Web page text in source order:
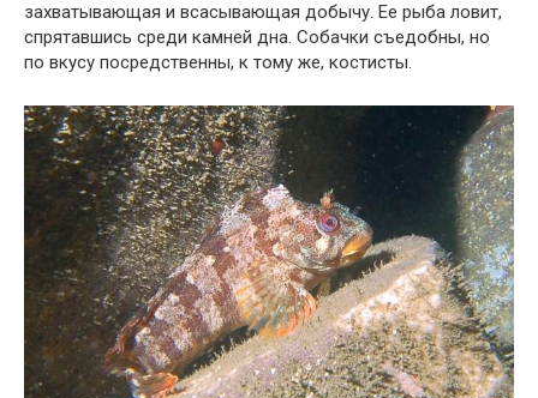
захватывающая и всасывающая добычу. Ее рыба ловит,
спрятавшись среди камней дна. Собачки съедобны, но
по вкусу посредственны, к тому же, костисты.